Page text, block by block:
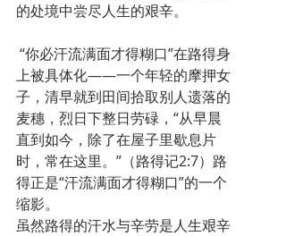
的处境中尝尽人生的艰辛。
“你必汗流满面才得糊口”在路得身
上被具体化——一个年轻的摩押女
子，清早就到田间拾取别人遗落的
麦穗，烈日下整日劳碌，“从早晨
直到如今，除了在屋子里歇息片
时，常在这里。”（路得记2:7）路
得正是“汗流满面才得糊口”的一个
缩影。
虽然路得的汗水与辛劳是人生艰辛